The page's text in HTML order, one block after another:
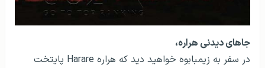
جاهای دیدنی هراره،
در سفر به زیمبابوه خواهید دید که هراره Harare پایتخت